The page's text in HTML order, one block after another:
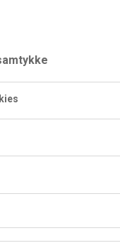
og en
andenpladsen i
højtider eller